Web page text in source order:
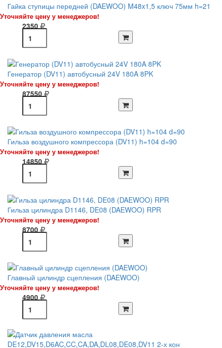
Гайка ступицы передней (DAEWOO) M48x1,5 ключ 75мм h=21
Уточняйте цену у менеджеров!
2350
Генератор (DV11) автобусный 24V 180A 8PK
Уточняйте цену у менеджеров!
87550
Гильза воздушного компрессора (DV11) h=104 d=90
Уточняйте цену у менеджеров!
14850
Гильза цилиндра D1146, DE08 (DAEWOO) RPR
Уточняйте цену у менеджеров!
8700
Главный цилиндр сцепления (DAEWOO)
Уточняйте цену у менеджеров!
4900